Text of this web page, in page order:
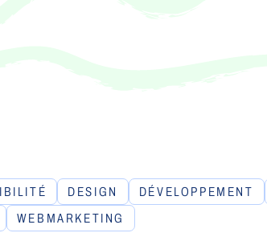
DESIGN DÉVELOPPEMENT
WEBMARKETING